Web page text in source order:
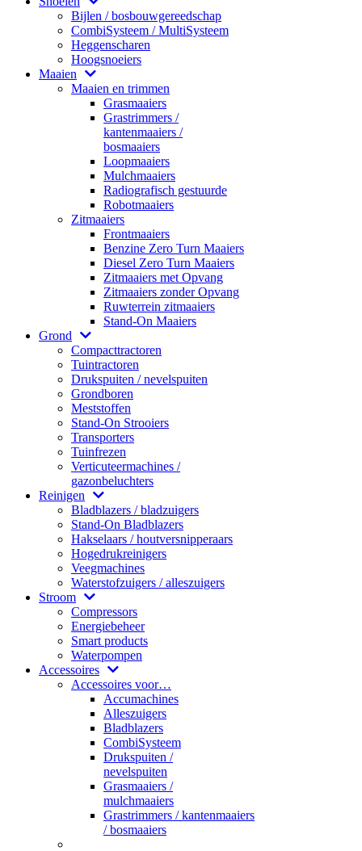
Bijlen / bosbouwgereedschap
CombiSysteem / MultiSysteem
Heggenscharen
Hoogsnoeiers
Maaien
Maaien en trimmen
Grasmaaiers
Grastrimmers /
kantenmaaiers /
bosmaaiers
Loopmaaiers
Mulchmaaiers
Radiografisch gestuurde
Robotmaaiers
Zitmaaiers
Frontmaaiers
Benzine Zero Turn Maaiers
Diesel Zero Turn Maaiers
Zitmaaiers met Opvang
Zitmaaiers zonder Opvang
Ruwterrein zitmaaiers
Stand-On Maaiers
Grond
Compacttractoren
Tuintractoren
Drukspuiten / nevelspuiten
Grondboren
Meststoffen
Stand-On Strooiers
Transporters
Tuinfrezen
Verticuteermachines /
gazonbeluchters
Reinigen
Bladblazers / bladzuigers
Stand-On Bladblazers
Hakselaars / houtversnipperaars
Hogedrukreinigers
Veegmachines
Waterstofzuigers / alleszuigers
Stroom
Compressors
Energiebeheer
Smart products
Waterpompen
Accessoires
Accessoires voor…
Accumachines
Alleszuigers
Bladblazers
CombiSysteem
Drukspuiten /
nevelspuiten
Grasmaaiers /
mulchmaaiers
Grastrimmers / kantenmaaiers
/ bosmaaiers